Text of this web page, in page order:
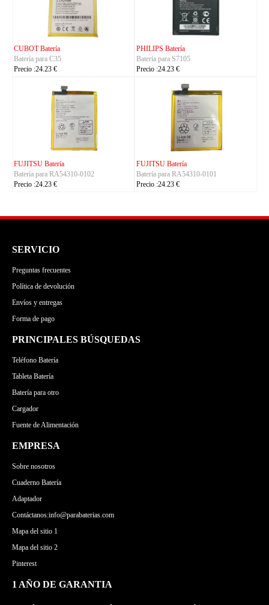
KYOCERA Batería
Batería para 5AAXBT134JAA
Precio :24.23 €
KYOCERA Batería
Batería para 5AAXBT113JAA
Precio :24.23 €
KYOCERA Batería
Batería para 5AAXBT155
Precio :24.23 €
ACE Batería
Batería para BAS022
Precio :24.23 €
SERVICIO
Preguntas frecuentes
Política de devolución
Envíos y entregas
Forma de pago
PRINCIPALES BÚSQUEDAS
Teléfono Batería
Tableta Batería
Batería para otro
Cargador
Fuente de Alimentación
EMPRESA
Sobre nosotros
Cuaderno Batería
Adaptador
Contáctanos:info@parabaterias.com
Mapa del sitio 1
Mapa del sitio 2
Pinterest
1 AÑO DE GARANTIA